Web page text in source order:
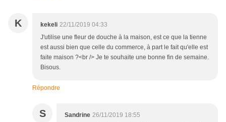
K kekeli 22/11/2019 04:33
J'utilise une fleur de douche à la maison, est ce que la tienne
est aussi bien que celle du commerce, à part le fait qu'elle est
faite maison ?<br /> Je te souhaite une bonne fin de semaine.
Bisous.
Répondre
S Sandrine 26/11/2019 18:55